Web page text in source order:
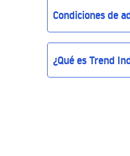
Condiciones de
¿Qué es Trend